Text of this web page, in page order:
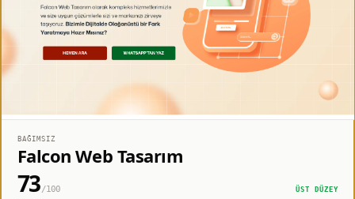
BAĞIMSIZ
Falcon Web Tasarım
73/100
ÜST DÜZEY